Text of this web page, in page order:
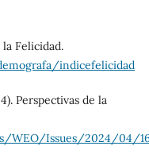
Felicidad.
indicefelicidad
Perspectivas de la
WEO/Issues/2024/04/